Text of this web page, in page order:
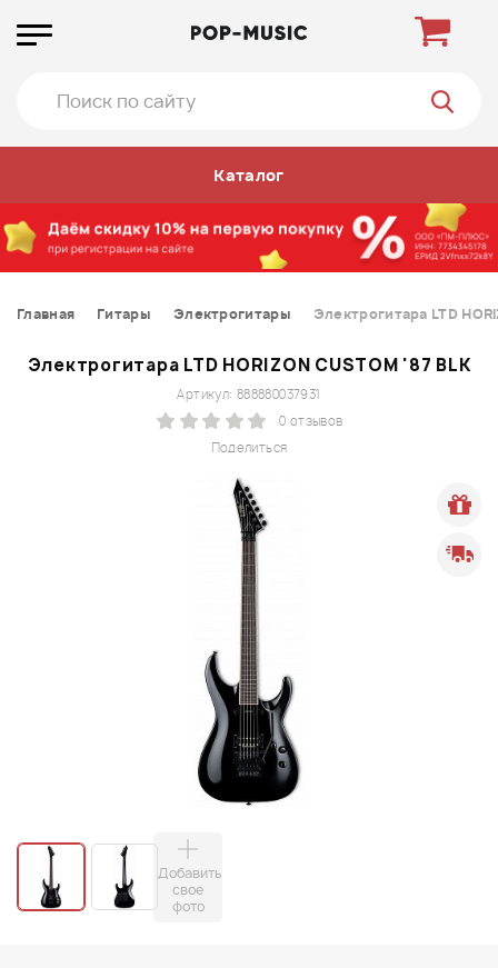
Каталог
Главная Гитары Электрогитары Электрогитара LTD
Электрогитара LTD HORIZON CUSTOM '87 BLK
Поделиться
Артикул: 888880037931
0 отзывов
Добавить
свое
фото